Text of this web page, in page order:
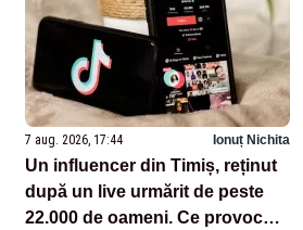
7 aug. 2026, 17:44 Ionuț Nichita
Un influencer din Timiș, reținut
după un live urmărit de peste
22.000 de oameni. Ce provocări